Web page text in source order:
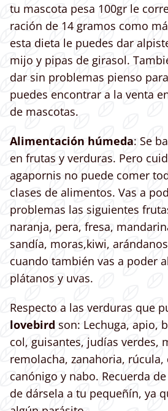
tu mascota pesa 100gr le
ración de 14 gramos como
esta dieta le puedes dar
mijo y pipas de girasol.
dar sin problemas pienso
puedes encontrar a la venta
de mascotas.
Alimentación húmeda: Se
en frutas y verduras. Pero
agapornis no puede comer
clases de alimentos. Vas a
problemas las siguientes
naranja, pera, fresa,
sandía, moras,kiwi,
cuando también vas a poder
plátanos y uvas.
Respecto a las verduras que
lovebird son: Lechuga, apio,
col, guisantes, judías verdes,
remolacha, zanahoria, rúcula,
canónigo y nabo. Recuerda
de dársela a tu pequeñín, ya